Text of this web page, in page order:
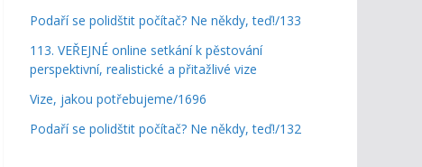
Podaří se polidštit počítač? Ne někdy, teď!/133
113. VEŘEJNÉ online setkání k pěstování
perspektivní, realistické a přitažlivé vize
Vize, jakou potřebujeme/1696
Podaří se polidštit počítač? Ne někdy, teď!/132